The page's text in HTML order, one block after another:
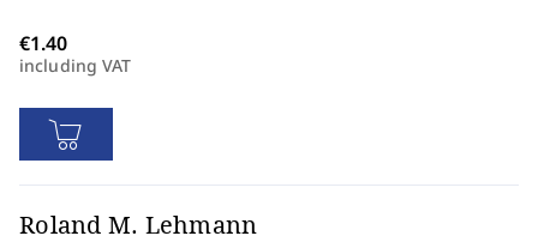
including VAT
Roland M. Lehmann